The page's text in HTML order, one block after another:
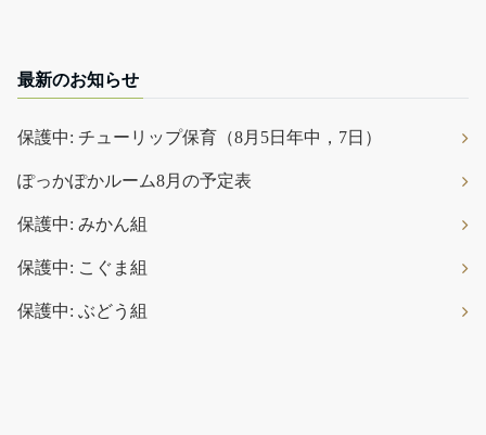
最新のお知らせ
保護中: チューリップ保育（8月5日年中，7日）
ぽっかぽかルーム8月の予定表
保護中: みかん組
保護中: こぐま組
保護中: ぶどう組